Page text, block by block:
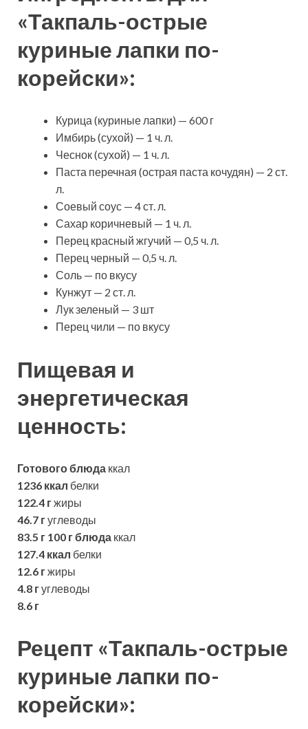
«Такпаль-острые
куриные лапки по-
корейски»:
Курица (куриные лапки) — 600 г
Имбирь (сухой) — 1 ч. л.
Чеснок (сухой) — 1 ч. л.
Паста перечная (острая паста кочудян) — 2 ст.
л.
Соевый соус — 4 ст. л.
Сахар коричневый — 1 ч. л.
Перец красный жгучий — 0,5 ч. л.
Перец черный — 0,5 ч. л.
Соль — по вкусу
Кунжут — 2 ст. л.
Лук зеленый — 3 шт
Перец чили — по вкусу
Пищевая и
энергетическая
ценность:
Готового блюда ккал
1236 ккал белки
122.4 гжиры
46.7 гуглеводы
83.5 г 100 г блюда ккал
127.4 ккал белки
12.6 гжиры
4.8 гуглеводы
8.6 г
Рецепт «Такпаль-острые
куриные лапки по-
корейски»: